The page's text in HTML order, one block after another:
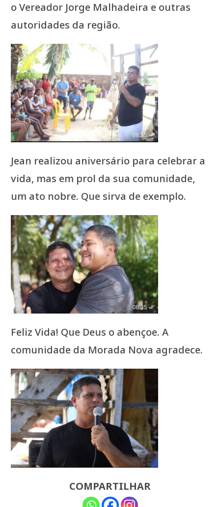
o Vereador Jorge Malhadeira e outras
autoridades da região.
Jean realizou aniversário para celebrar a
vida, mas em prol da sua comunidade,
um ato nobre. Que sirva de exemplo.
Feliz Vida! Que Deus o abençoe. A
comunidade da Morada Nova agradece.
COMPARTILHAR